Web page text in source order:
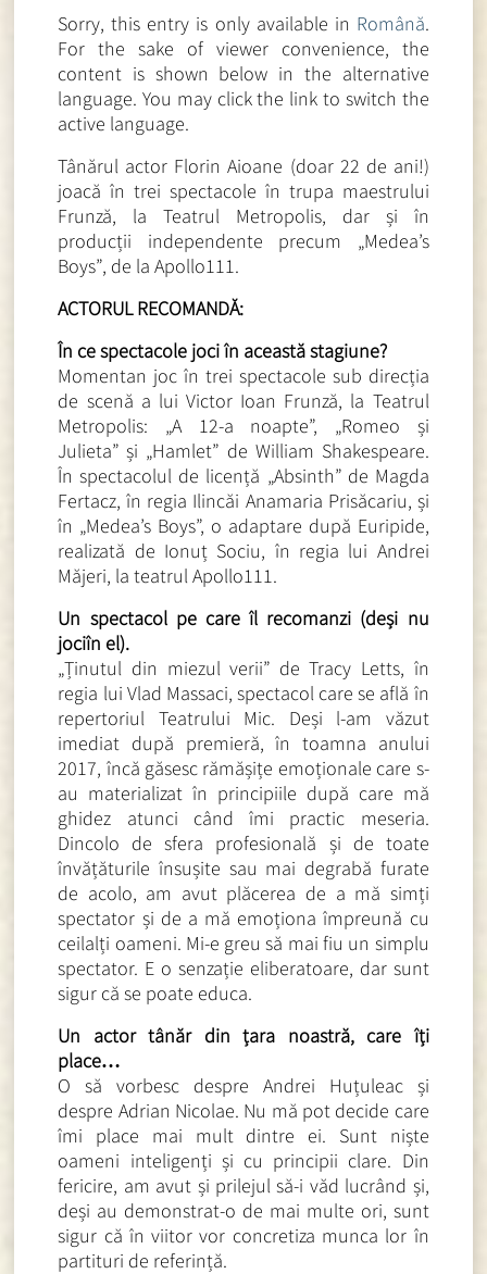
Sorry, this entry is only available in Română.
For the sake of viewer convenience, the
content is shown below in the alternative
language. You may click the link to switch the
active language.
Tânărul actor Florin Aioane (doar 22 de ani!)
joacă în trei spectacole în trupa maestrului
Frunză, la Teatrul Metropolis, dar și în
producții independente precum „Medea’s
Boys”, de la Apollo111.
ACTORUL RECOMANDĂ:
În ce spectacole joci în această stagiune?
Momentan jocîn trei spectacole sub direcția
de scenă a lui Victor Ioan Frunză, la Teatrul
Metropolis: „A 12-a noapte”, „Romeo și
Julieta” și „Hamlet” de William Shakespeare.
În spectacolul de licență „Absinth” de Magda
Fertacz, în regia Ilincăi Anamaria Prisăcariu, și
în „Medea’s Boys”, o adaptare după Euripide,
realizată de Ionuț Sociu, în regia lui Andrei
Măjeri, la teatrul Apollo111.
Un spectacol pe care îl recomanzi (deși nu
jociîn el).
„Ținutul din miezul verii” de Tracy Letts, în
regia lui Vlad Massaci, spectacol care se află în
repertoriul Teatrului Mic. Deși l-am văzut
imediat după premieră, în toamna anului
2017, încă găsesc rămășițe emoționale care s-
au materializat în principiile după care mă
ghidez atunci când îmi practic meseria.
Dincolo de sfera profesională și de toate
învățăturile însușite sau mai degrabă furate
de acolo, am avut plăcerea de a mă simți
spectator și de a mă emoționa împreună cu
ceilalți oameni. Mi-e greu să mai fiu un simplu
spectator. E o senzație eliberatoare, dar sunt
sigur că se poate educa.
Un actor tânăr din țara noastră, care îți
place…
O să vorbesc despre Andrei Huțuleac și
despre Adrian Nicolae. Nu mă pot decide care
îmi place mai mult dintre ei. Sunt niște
oameni inteligenți și cu principii clare. Din
fericire, am avut și prilejul să-i văd lucrând și,
deși au demonstrat-o de mai multe ori, sunt
sigur că în viitor vor concretiza munca lor în
partituri de referință.